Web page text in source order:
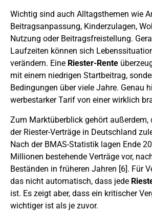
Wichtig sind auch Alltagsthemen wie
Beitragsanpassung, Kinderzulagen,
Nutzung oder Beitragsfreistellung.
Laufzeiten können sich
verändern. Eine Riester-Rente
mit einem niedrigen Startbeitrag,
Bedingungen über viele Jahre. Genau
werbestarker Tarif von einer wirklich
Zum Marktüberblick gehört außerdem,
der Riester-Verträge in Deutschland
Nach der BMAS-Statistik lagen Ende
Millionen bestehende Verträge vor,
Beständen in früheren Jahren [6]. Für
das nicht automatisch, dass jede
ist. Es zeigt aber, dass ein kritischer
wichtiger ist als je zuvor.